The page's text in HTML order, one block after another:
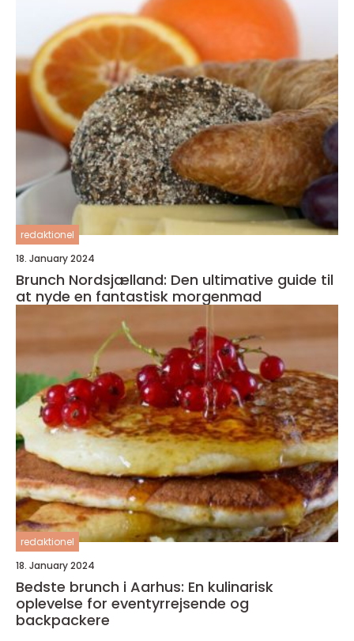
redaktionel
18. January 2024
Brunch Nordsjælland: Den ultimative guide til
at nyde en fantastisk morgenmad
redaktionel
18. January 2024
Bedste brunch i Aarhus: En kulinarisk
oplevelse for eventyrrejsende og
backpackere